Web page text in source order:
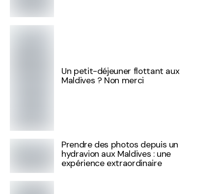
Un petit-déjeuner flottant aux
Maldives ? Non merci
Prendre des photos depuis un
hydravion aux Maldives : une
expérience extraordinaire